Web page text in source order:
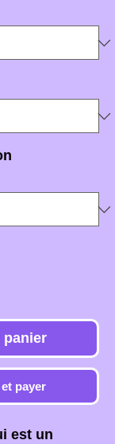
panier
payer
est un